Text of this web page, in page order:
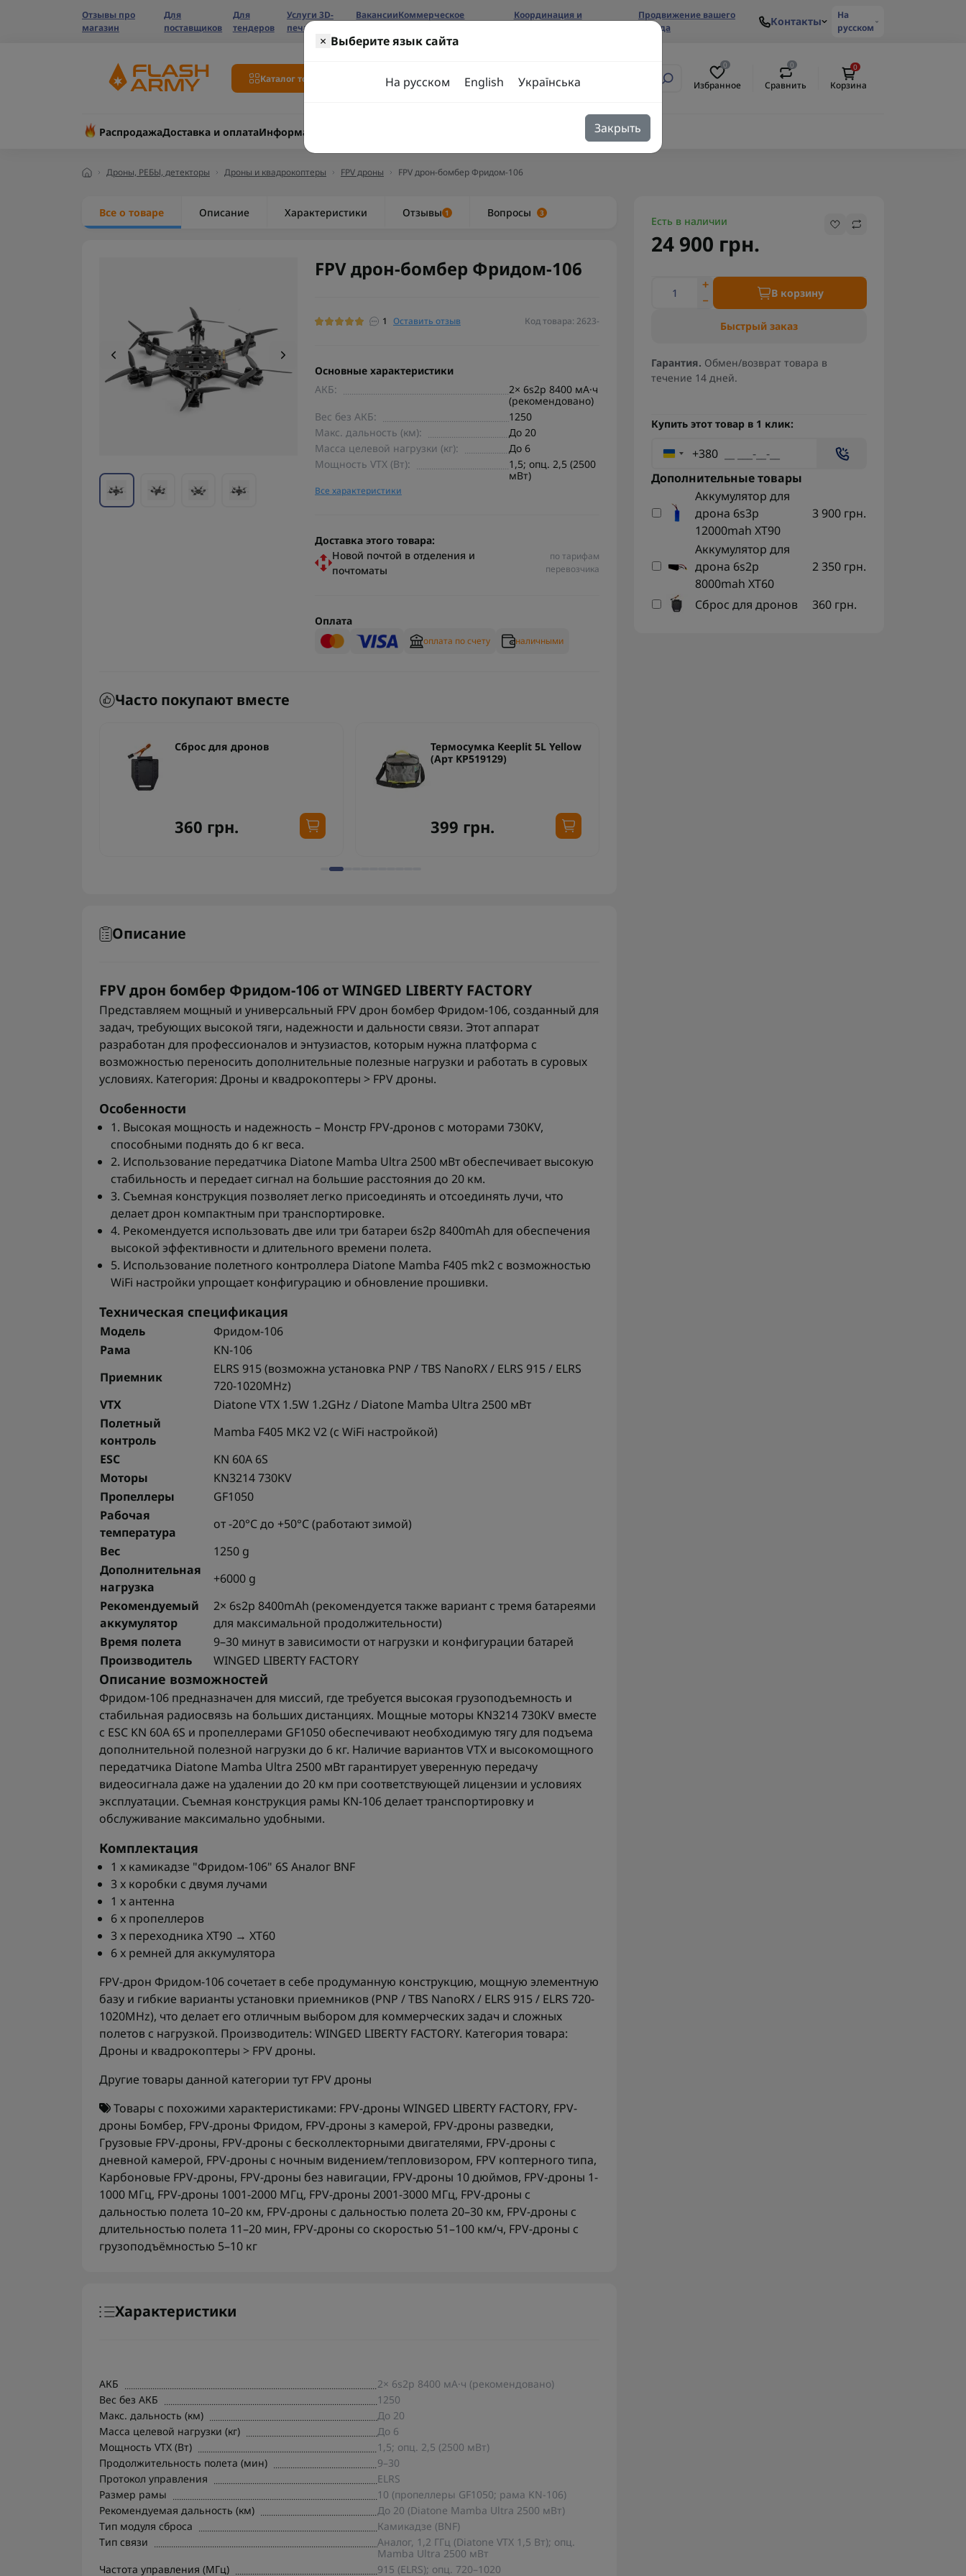
Отзывы про
магазин
Для
поставщиков
Для
тендеров
Услуги 3D-
печати
ВакансииКоммерческое
Координация и
Продвижение вашего
бренда
Контакты
На
русском
Каталог товаров
0
Избранное
0
Сравнить
0
Корзина
РаспродажаДоставка и оплатаИнформация
Дроны, РЕБЫ, детекторы Дроны и квадрокоптеры FPV дроны FPV дрон-бомбер Фридом-106
× Выберите язык сайта
На русском English Українська
Закрыть
Все о товаре Описание Характеристики Отзывы 1 Вопросы 3
FPV дрон-бомбер Фридом-106
1 Оставить отзыв Код товара: 2623-
Есть в наличии
24 900 грн.
В корзину
Быстрый заказ
Гарантия. Обмен/возврат товара в
течение 14 дней.
Купить этот товар в 1 клик:
+380
Дополнительные товары
Аккумулятор для
дрона 6s3p
12000mah XT90
3 900 грн.
Аккумулятор для
дрона 6s2p
8000mah XT60
2 350 грн.
Сброс для дронов 360 грн.
Основные характеристики
АКБ:
2× 6s2p 8400 мА·ч
(рекомендовано)
Вес без АКБ:
1250
Макс. дальность (км):
До 20
Масса целевой нагрузки (кг):
До 6
Мощность VTX (Вт):
1,5; опц. 2,5 (2500
мВт)
Все характеристики
Доставка этого товара:
Новой почтой в отделения и
почтоматы
по тарифам
перевозчика
Оплата
оплата по счету наличными
Часто покупают вместе
Сброс для дронов
360 грн.
Термосумка Keeplit 5L Yellow
(Арт KP519129)
399 грн.
Описание
FPV дрон бомбер Фридом-106 от WINGED LIBERTY FACTORY
Представляем мощный и универсальный FPV дрон бомбер Фридом-106, созданный для
задач, требующих высокой тяги, надежности и дальности связи. Этот аппарат
разработан для профессионалов и энтузиастов, которым нужна платформа с
возможностью переносить дополнительные полезные нагрузки и работать в суровых
условиях. Категория: Дроны и квадрокоптеры > FPV дроны.
Особенности
1. Высокая мощность и надежность – Монстр FPV-дронов с моторами 730KV,
способными поднять до 6 кг веса.
2. Использование передатчика Diatone Mamba Ultra 2500 мВт обеспечивает высокую
стабильность и передает сигнал на большие расстояния до 20 км.
3. Съемная конструкция позволяет легко присоединять и отсоединять лучи, что
делает дрон компактным при транспортировке.
4. Рекомендуется использовать две или три батареи 6s2p 8400mAh для обеспечения
высокой эффективности и длительного времени полета.
5. Использование полетного контроллера Diatone Mamba F405 mk2 с возможностью
WiFi настройки упрощает конфигурацию и обновление прошивки.
Техническая спецификация
Модель
Фридом-106
Рама
KN-106
Приемник
ELRS 915 (возможна установка PNP / TBS NanoRX / ELRS 915 / ELRS
720-1020MHz)
VTX
Diatone VTX 1.5W 1.2GHz / Diatone Mamba Ultra 2500 мВт
Полетный
контроль
Mamba F405 MK2 V2 (с WiFi настройкой)
ESC
KN 60A 6S
Моторы
KN3214 730KV
Пропеллеры
GF1050
Рабочая
температура
от -20°C до +50°C (работают зимой)
Вес
1250 g
Дополнительная
нагрузка
+6000 g
Рекомендуемый
аккумулятор
2× 6s2p 8400mAh (рекомендуется также вариант с тремя батареями
для максимальной продолжительности)
Время полета
9–30 минут в зависимости от нагрузки и конфигурации батарей
Производитель
WINGED LIBERTY FACTORY
Описание возможностей
Фридом-106 предназначен для миссий, где требуется высокая грузоподъемность и
стабильная радиосвязь на больших дистанциях. Мощные моторы KN3214 730KV вместе
с ESC KN 60A 6S и пропеллерами GF1050 обеспечивают необходимую тягу для подъема
дополнительной полезной нагрузки до 6 кг. Наличие вариантов VTX и высокомощного
передатчика Diatone Mamba Ultra 2500 мВт гарантирует уверенную передачу
видеосигнала даже на удалении до 20 км при соответствующей лицензии и условиях
эксплуатации. Съемная конструкция рамы KN-106 делает транспортировку и
обслуживание максимально удобными.
Комплектация
1 x камикадзе "Фридом-106" 6S Аналог BNF
3 x коробки с двумя лучами
1 x антенна
6 x пропеллеров
3 x переходника XT90 → XT60
6 x ремней для аккумулятора
FPV-дрон Фридом-106 сочетает в себе продуманную конструкцию, мощную элементную
базу и гибкие варианты установки приемников (PNP / TBS NanoRX / ELRS 915 / ELRS 720-
1020MHz), что делает его отличным выбором для коммерческих задач и сложных
полетов с нагрузкой. Производитель: WINGED LIBERTY FACTORY. Категория товара:
Дроны и квадрокоптеры > FPV дроны.
Другие товары данной категории тут FPV дроны
Товары с похожими характеристиками: FPV-дроны WINGED LIBERTY FACTORY, FPV-
дроны Бомбер, FPV-дроны Фридом, FPV-дроны з камерой, FPV-дроны разведки,
Грузовые FPV-дроны, FPV-дроны с бесколлекторными двигателями, FPV-дроны с
дневной камерой, FPV-дроны с ночным видением/тепловизором, FPV коптерного типа,
Карбоновые FPV-дроны, FPV-дроны без навигации, FPV-дроны 10 дюймов, FPV-дроны 1-
1000 МГц, FPV-дроны 1001-2000 МГц, FPV-дроны 2001-3000 МГц, FPV-дроны с
дальностью полета 10–20 км, FPV-дроны с дальностью полета 20–30 км, FPV-дроны с
длительностью полета 11–20 мин, FPV-дроны со скоростью 51–100 км/ч, FPV-дроны с
грузоподъёмностью 5–10 кг
Характеристики
АКБ
2× 6s2p 8400 мА·ч (рекомендовано)
Вес без АКБ
1250
Макс. дальность (км)
До 20
Масса целевой нагрузки (кг)
До 6
Мощность VTX (Вт)
1,5; опц. 2,5 (2500 мВт)
Продолжительность полета (мин)
9–30
Протокол управления
ELRS
Размер рамы
10 (пропеллеры GF1050; рама KN-106)
Рекомендуемая дальность (км)
До 20 (Diatone Mamba Ultra 2500 мВт)
Тип модуля сброса
Камикадзе (BNF)
Тип связи
Аналог, 1,2 ГГц (Diatone VTX 1,5 Вт); опц.
Mamba Ultra 2500 мВт
Частота управления (МГц)
915 (ELRS); опц. 720–1020